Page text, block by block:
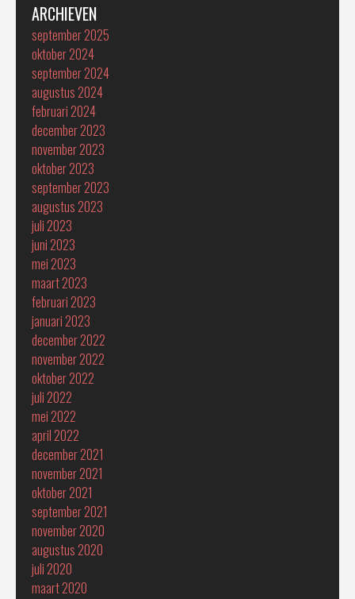
ARCHIEVEN
september 2025
oktober 2024
september 2024
augustus 2024
februari 2024
december 2023
november 2023
oktober 2023
september 2023
augustus 2023
juli 2023
juni 2023
mei 2023
maart 2023
februari 2023
januari 2023
december 2022
november 2022
oktober 2022
juli 2022
mei 2022
april 2022
december 2021
november 2021
oktober 2021
september 2021
november 2020
augustus 2020
juli 2020
maart 2020